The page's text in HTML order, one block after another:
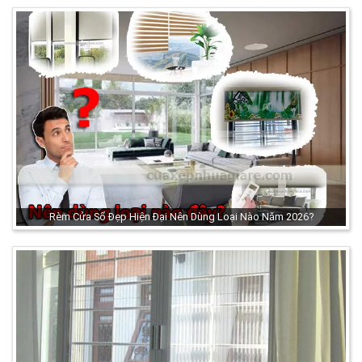
Rèm Cửa Sổ Đẹp Hiện Đại Nên Dùng Loại Nào Năm 2026?